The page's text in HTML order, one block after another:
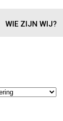
WIE ZIJN WIJ?